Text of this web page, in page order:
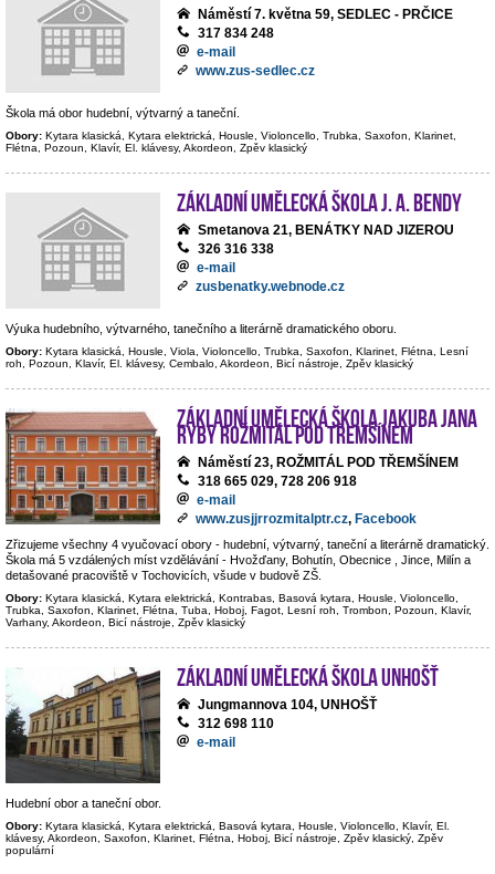
Náměstí 7. května 59, SEDLEC - PRČICE
317 834 248
e-mail
www.zus-sedlec.cz
Škola má obor hudební, výtvarný a taneční.
Obory: Kytara klasická, Kytara elektrická, Housle, Violoncello, Trubka, Saxofon, Klarinet,
Flétna, Pozoun, Klavír, El. klávesy, Akordeon, Zpěv klasický
Základní umělecká škola J. A. Bendy
Smetanova 21, BENÁTKY NAD JIZEROU
326 316 338
e-mail
zusbenatky.webnode.cz
Výuka hudebního, výtvarného, tanečního a literárně dramatického oboru.
Obory: Kytara klasická, Housle, Viola, Violoncello, Trubka, Saxofon, Klarinet, Flétna, Lesní
roh, Pozoun, Klavír, El. klávesy, Cembalo, Akordeon, Bicí nástroje, Zpěv klasický
Základní umělecká škola Jakuba Jana
Ryby Rožmitál pod Třemšínem
Náměstí 23, ROŽMITÁL POD TŘEMŠÍNEM
318 665 029, 728 206 918
e-mail
www.zusjjrrozmitalptr.cz, Facebook
Zřizujeme všechny 4 vyučovací obory - hudební, výtvarný, taneční a literárně dramatický.
Škola má 5 vzdálených míst vzdělávání - Hvožďany, Bohutín, Obecnice , Jince, Milín a
detašované pracoviště v Tochovicích, všude v budově ZŠ.
Obory: Kytara klasická, Kytara elektrická, Kontrabas, Basová kytara, Housle, Violoncello,
Trubka, Saxofon, Klarinet, Flétna, Tuba, Hoboj, Fagot, Lesní roh, Trombon, Pozoun, Klavír,
Varhany, Akordeon, Bicí nástroje, Zpěv klasický
Základní umělecká škola Unhošť
Jungmannova 104, UNHOŠŤ
312 698 110
e-mail
Hudební obor a taneční obor.
Obory: Kytara klasická, Kytara elektrická, Basová kytara, Housle, Violoncello, Klavír, El.
klávesy, Akordeon, Saxofon, Klarinet, Flétna, Hoboj, Bicí nástroje, Zpěv klasický, Zpěv
populární